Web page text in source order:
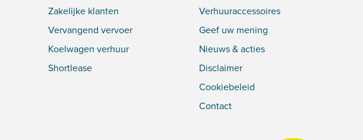
Zakelijke klanten
Vervangend vervoer
Koelwagen verhuur
Shortlease
Verhuuraccessoires
Geef uw mening
Nieuws & acties
Disclaimer
Cookiebeleid
Contact